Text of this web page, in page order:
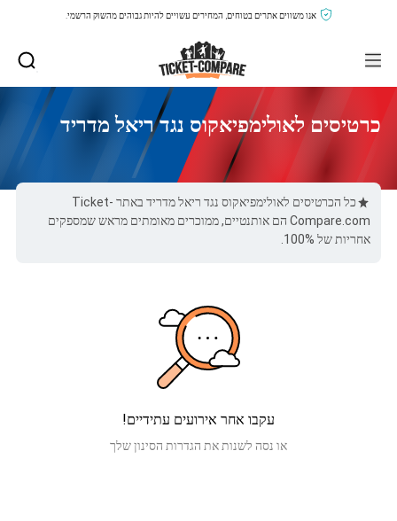
אנו משווים אתרים בטוחים, המחירים עשויים להיות גבוהים מהשוק הרשמי.
כרטיסים לאולימפיאקוס נגד ריאל מדריד
כל הכרטיסים לאולימפיאקוס נגד ריאל מדריד באתר Ticket-
Compare.com הם אותנטיים, ממוכרים מאומתים מראש שמספקים
אחריות של 100%.
עקבו אחר אירועים עתידיים!
או נסה לשנות את הגדרות הסינון שלך